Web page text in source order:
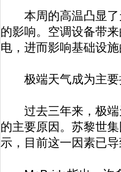
本周的高温凸显了
的影响。空调设备带
电，进而影响基础设
极端天气成为主要
过去三年来，极端
的主要原因。苏黎世
示，目前这一因素已